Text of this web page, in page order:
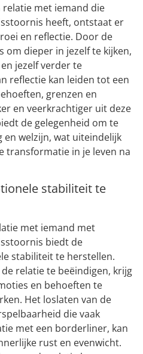
relatie met iemand die
heeft, ontstaat er
en reflectie. Door de
om dieper in jezelf te kijken,
jezelf verder te
reflectie kan leiden tot een
grenzen en
en veerkrachtiger uit deze
de gelegenheid om te
welzijn, wat uiteindelijk
transformatie in je leven na
stabiliteit te
met iemand met
biedt de
stabiliteit te herstellen.
relatie te beëindigen, krijg
en behoeften te
Het loslaten van de
die vaak
met een borderliner, kan
rust en evenwicht.